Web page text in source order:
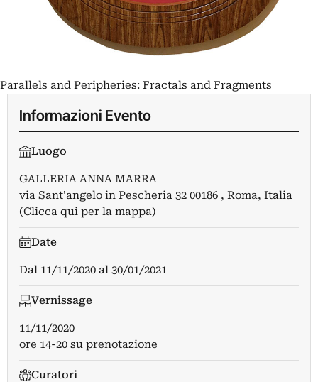
Parallels and Peripheries: Fractals and Fragments
Informazioni Evento
Luogo
GALLERIA ANNA MARRA
via Sant'angelo in Pescheria 32 00186 , Roma, Italia
(Clicca qui per la mappa)
Date
Dal 11/11/2020 al 30/01/2021
Vernissage
11/11/2020
ore 14-20 su prenotazione
Curatori